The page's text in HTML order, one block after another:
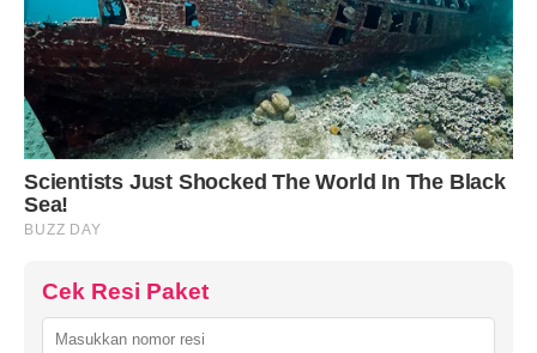
Cek Resi Paket